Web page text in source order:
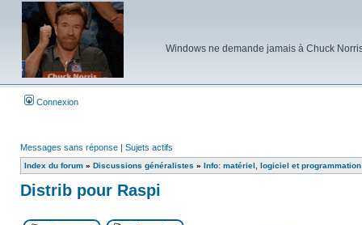
Windows ne demande jamais à Chuck
Connexion
Messages sans réponse | Sujets actifs
Index du forum » Discussions généralistes » Info: matériel, logiciel et programmation
Distrib pour Raspi